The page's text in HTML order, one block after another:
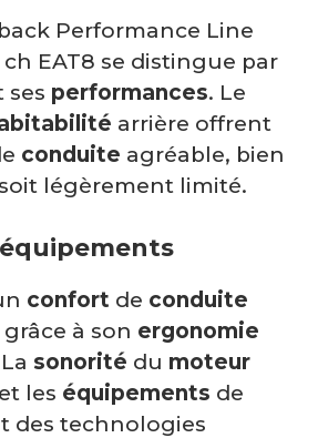
Performance Line
ch EAT8 se distingue par
ses performances. Le
arrière offrent
conduite agréable, bien
soit légèrement limité.
confort de conduite
à son ergonomie
sonorité du moteur
les équipements de
des technologies